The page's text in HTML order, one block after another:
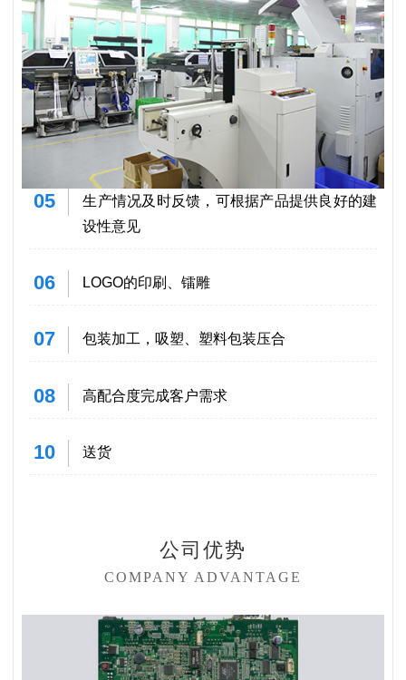
05
生产情况及时反馈，可根据产品提供良好的建
设性意见
06 LOGO的印刷、镭雕
07 包装加工，吸塑、塑料包装压合
08 高配合度完成客户需求
10 送货
公司优势
COMPANY ADVANTAGE